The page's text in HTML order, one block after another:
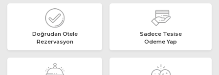
Doğrudan Otele
Rezervasyon
Sadece Tesise
Ödeme Yap